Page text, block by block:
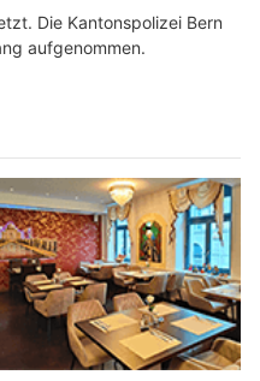
Die Kantonspolizei Bern
aufgenommen.